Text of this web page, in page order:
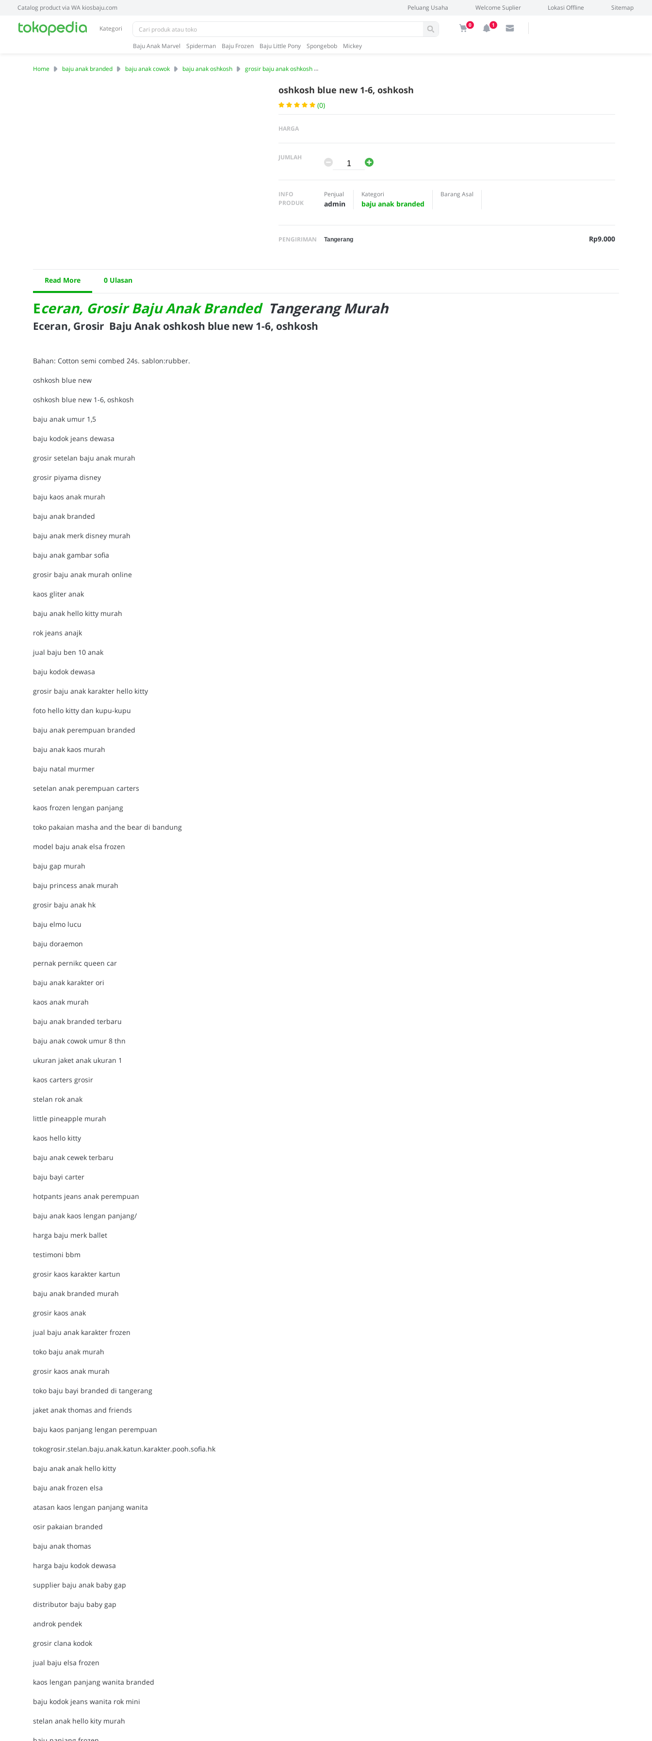
Catalog product via WA kiosbaju.com Peluang Usaha Welcome Suplier Lokasi Offline Sitemap
Kategori 0 1
Baju Anak Marvel Spiderman Baju Frozen Baju Little Pony Spongebob Mickey
Home baju anak branded baju anak cowok baju anak oshkosh grosir baju anak oshkosh
oshkosh blue new 1-6, oshkosh
(0)
HARGA
JUMLAH
INFO
PRODUK
Penjual
admin
Kategori
baju anak branded
Barang Asal
PENGIRIMAN Rp9.000
Read More 0 Ulasan
Eceran, GrosirBaju Anak BrandedTangerang Murah
Eceran, Grosir Baju Anak oshkosh blue new 1-6, oshkosh
Bahan: Cotton semi combed 24s. sablon:rubber.
oshkosh blue new
oshkosh blue new 1-6, oshkosh
baju anak umur 1,5
baju kodok jeans dewasa
grosir setelan baju anak murah
grosir piyama disney
baju kaos anak murah
baju anak branded
baju anak merk disney murah
baju anak gambar sofia
grosir baju anak murah online
kaos gliter anak
baju anak hello kitty murah
rok jeans anajk
jual baju ben 10 anak
baju kodok dewasa
grosir baju anak karakter hello kitty
foto hello kitty dan kupu-kupu
baju anak perempuan branded
baju anak kaos murah
baju natal murmer
setelan anak perempuan carters
kaos frozen lengan panjang
toko pakaian masha and the bear di bandung
model baju anak elsa frozen
baju gap murah
baju princess anak murah
grosir baju anak hk
baju elmo lucu
baju doraemon
pernak pernikc queen car
baju anak karakter ori
kaos anak murah
baju anak branded terbaru
baju anak cowok umur 8 thn
ukuran jaket anak ukuran 1
kaos carters grosir
stelan rok anak
little pineapple murah
kaos hello kitty
baju anak cewek terbaru
baju bayi carter
hotpants jeans anak perempuan
baju anak kaos lengan panjang/
harga baju merk ballet
testimoni bbm
grosir kaos karakter kartun
baju anak branded murah
grosir kaos anak
jual baju anak karakter frozen
toko baju anak murah
grosir kaos anak murah
toko baju bayi branded di tangerang
jaket anak thomas and friends
baju kaos panjang lengan perempuan
tokogrosir.stelan.baju.anak.katun.karakter.pooh.sofia.hk
baju anak anak hello kitty
baju anak frozen elsa
atasan kaos lengan panjang wanita
osir pakaian branded
baju anak thomas
harga baju kodok dewasa
supplier baju anak baby gap
distributor baju baby gap
androk pendek
grosir clana kodok
jual baju elsa frozen
kaos lengan panjang wanita branded
baju kodok jeans wanita rok mini
stelan anak hello kity murah